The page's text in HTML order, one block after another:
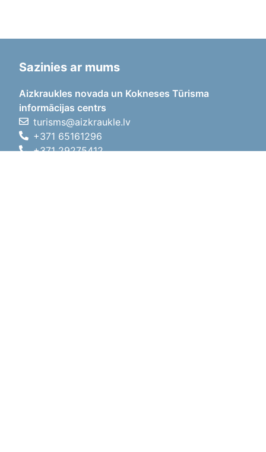
Sazinies ar mums
Aizkraukles novada un Kokneses Tūrisma
informācijas centrs
turisms@aizkraukle.lv
+371 65161296
+371 29275412